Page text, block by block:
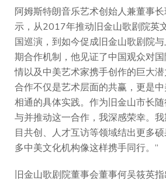
阿姆斯特朗音乐艺术创始人兼董事长
示，从2017年推动旧金山歌剧院英
国巡演，到如今促成旧金山歌剧院
期合作机制，他见证了中国观众对
情以及中美艺术家携手创作的巨大
合作不仅是艺术层面的共赢，更是
相通的具体实践。作为旧金山市长
与并推动这一合作，我深感荣幸。
目共创、人才互访等领域结出更多
多中美文化机构像这样携手同行。”
旧金山歌剧院董事会董事何吴筱英